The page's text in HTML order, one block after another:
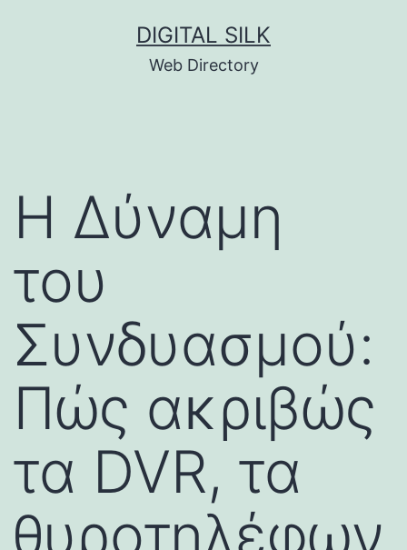
DIGITAL SILK
Web Directory
Η Δύναμη
του
Συνδυασμού:
Πώς ακριβώς
τα DVR, τα
θυροτηλέφων